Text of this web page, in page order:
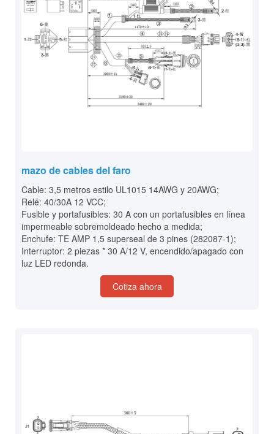
mazo de cables del faro
Cable: 3,5 metros estilo UL1015 14AWG y 20AWG;
Relé: 40/30A 12 VCC;
Fusible y portafusibles: 30 A con un portafusibles en línea
impermeable sobremoldeado hecho a medida;
Enchufe: TE AMP 1,5 superseal de 3 pines (282087-1);
Interruptor: 2 piezas * 30 A/12 V, encendido/apagado con
luz LED redonda.
Cotiza ahora